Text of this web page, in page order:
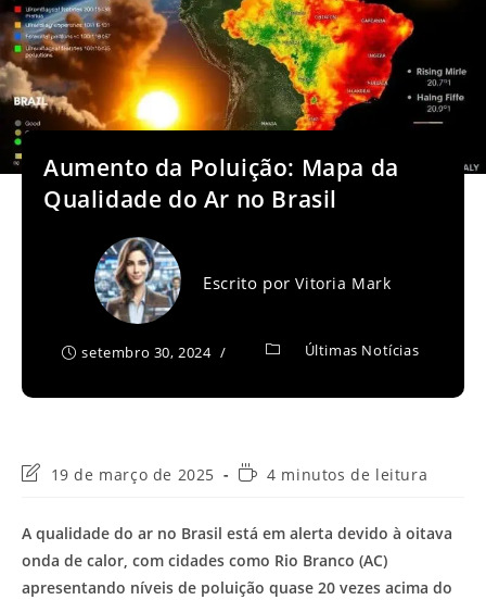
Aumento da Poluição: Mapa da
Qualidade do Ar no Brasil
Escrito porVitoria Mark
setembro 30, 2024 Últimas Notícias
Última
post:
19 de março de 2025
Tempo4 minutos de leitura
A qualidade do ar no Brasil está em alerta devido à oitava
onda de calor, com cidades como Rio Branco (AC)
apresentando níveis de poluição quase 20 vezes acima do